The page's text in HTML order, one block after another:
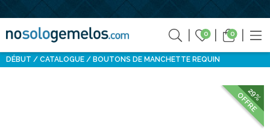
0 0
DÉBUT CATALOGUE BOUTONS DE MANCHETTE REQUIN
29%
OFFRE